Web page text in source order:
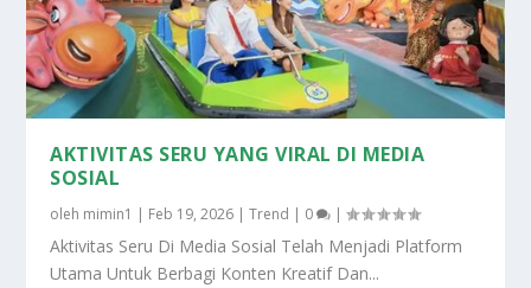
AKTIVITAS SERU YANG VIRAL DI MEDIA
SOSIAL
oleh mimin1 | Feb 19, 2026 |Trend | 0 |
Aktivitas Seru Di Media Sosial Telah Menjadi Platform
Utama Untuk Berbagi Konten Kreatif Dan...